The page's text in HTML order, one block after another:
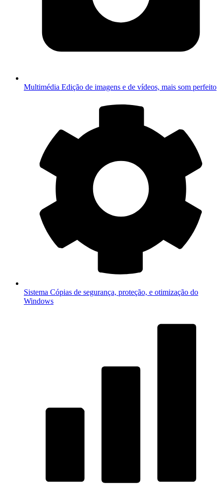
Multimédia Edição de imagens e de vídeos, mais som perfeito
Sistema Cópias de segurança, proteção, e otimização do
Windows